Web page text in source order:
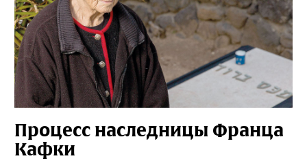
Процесс наследницы Франца
Кафки